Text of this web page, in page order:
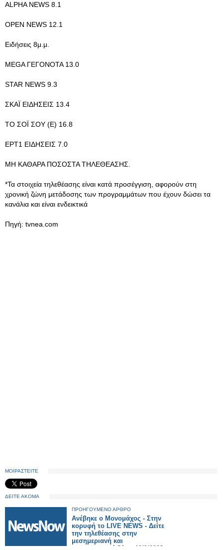
ALPHA NEWS 8.1
OPEN NEWS 12.1
Ειδήσεις 8μ.μ.
MEGA ΓΕΓΟΝΟΤΑ 13.0
STAR NEWS 9.3
ΣΚΑΪ ΕΙΔΗΣΕΙΣ 13.4
ΤΟ ΣΟΪ ΣΟΥ (E) 16.8
ΕΡΤ1 ΕΙΔΗΣΕΙΣ 7.0
ΜΗ ΚΑΘΑΡΑ ΠΟΣΟΣΤΑ ΤΗΛΕΘΕΑΣΗΣ.
*Τα στοιχεία τηλεθέασης είναι κατά προσέγγιση, αφορούν στη
χρονική ζώνη μετάδοσης των προγραμμάτων που έχουν δώσει τα
κανάλια και είναι ενδεικτικά
Πηγή: tvnea.com
ΜΟΙΡΑΣΤΕΙΤΕ
ΔΕΙΤΕ ΑΚΟΜΑ
ΠΡΟΗΓΟΥΜΕΝΟ ΑΡΘΡΟ
Ανέβηκε ο Μονομάχος - Στην
κορυφή το LIVE NEWS - Δείτε
την τηλεθέασης στην
μεσημεριανή και
απογευματινή ζώνη 12/9/2023